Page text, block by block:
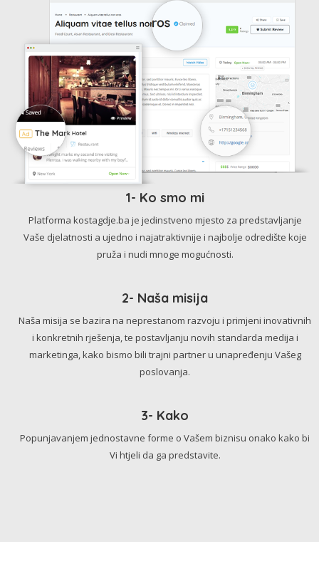
1- Ko smo mi
Platforma kostagdje.ba je jedinstveno mjesto za predstavljanje
Vaše djelatnosti a ujedno i najatraktivnije i najbolje odredište koje
pruža i nudi mnoge mogućnosti.
2- Naša misija
Naša misija se bazira na neprestanom razvoju i primjeni inovativnih
i konkretnih rješenja, te postavljanju novih standarda medija i
marketinga, kako bismo bili trajni partner u unapređenju Vašeg
poslovanja.
3- Kako
Popunjavanjem jednostavne forme o Vašem biznisu onako kako bi
Vi htjeli da ga predstavite.